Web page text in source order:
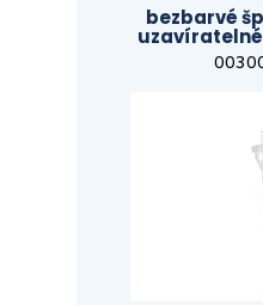
bezbarvé
uzavíratelné